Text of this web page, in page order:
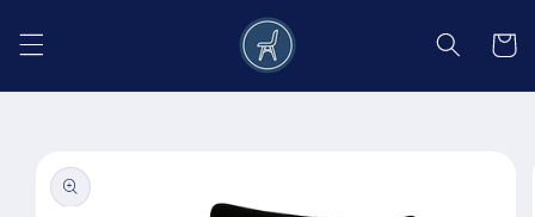
conținut
Coș
informațiile
despre
produs